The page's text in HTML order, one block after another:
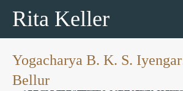
Rita Keller
Yogacharya B. K. S.
Bellur